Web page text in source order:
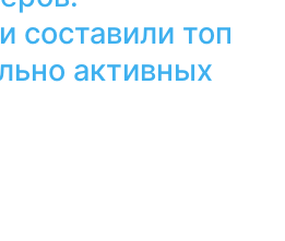
составили топ
активных